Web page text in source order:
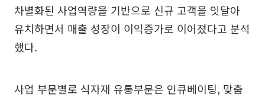
차별화된 사업역량을 기반으로 신규 고객을 잇달아
유치하면서 매출 성장이 이익증가로 이어졌다고 분석
했다.
사업 부문별로 식자재 유통부문은 인큐베이팅, 맞춤